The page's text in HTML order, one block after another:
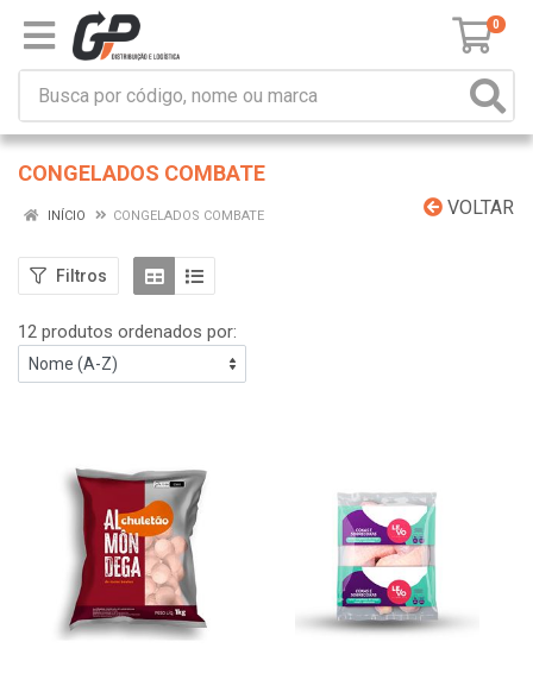
0
CONGELADOS COMBATE
VOLTAR
INÍCIO CONGELADOS COMBATE
Filtros
12 produtos ordenados por: